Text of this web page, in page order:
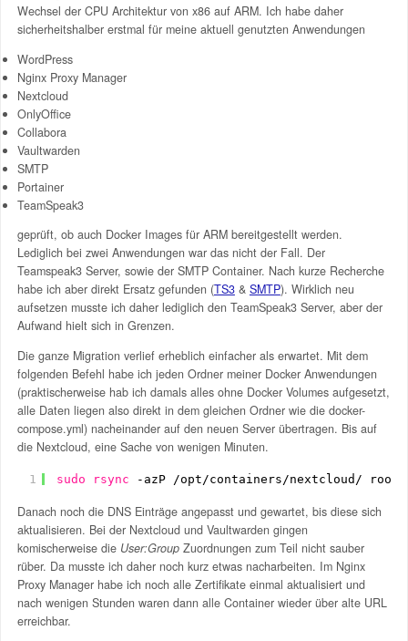
Wechsel der CPU Architektur von x86 auf ARM. Ich habe daher
sicherheitshalber erstmal für meine aktuell genutzten Anwendungen
WordPress
Nginx Proxy Manager
Nextcloud
OnlyOffice
Collabora
Vaultwarden
SMTP
Portainer
TeamSpeak3
geprüft, ob auch Docker Images für ARM bereitgestellt werden.
Lediglich bei zwei Anwendungen war das nicht der Fall. Der
Teamspeak3 Server, sowie der SMTP Container. Nach kurze Recherche
habe ich aber direkt Ersatz gefunden (TS3& SMTP). Wirklich neu
aufsetzen musste ich daher lediglich den TeamSpeak3 Server, aber der
Aufwand hielt sich in Grenzen.
Die ganze Migration verlief erheblich einfacher als erwartet. Mit dem
folgenden Befehl habe ich jeden Ordner meiner Docker Anwendungen
(praktischerweise hab ich damals alles ohne Docker Volumes aufgesetzt,
alle Daten liegen also direkt in dem gleichen Ordner wie die docker-
compose.yml) nacheinander auf den neuen Server übertragen. Bis auf
die Nextcloud, eine Sache von wenigen Minuten.
1 sudo rsync -azP /opt/containers/nextcloud/
Danach noch die DNS Einträge angepasst und gewartet, bis diese sich
aktualisieren. Bei der Nextcloud und Vaultwarden gingen
komischerweise die User:GroupZuordnungen zum Teil nicht sauber
rüber. Da musste ich daher noch kurz etwas nacharbeiten. Im Nginx
Proxy Manager habe ich noch alle Zertifikate einmal aktualisiert und
nach wenigen Stunden waren dann alle Container wieder über alte URL
erreichbar.